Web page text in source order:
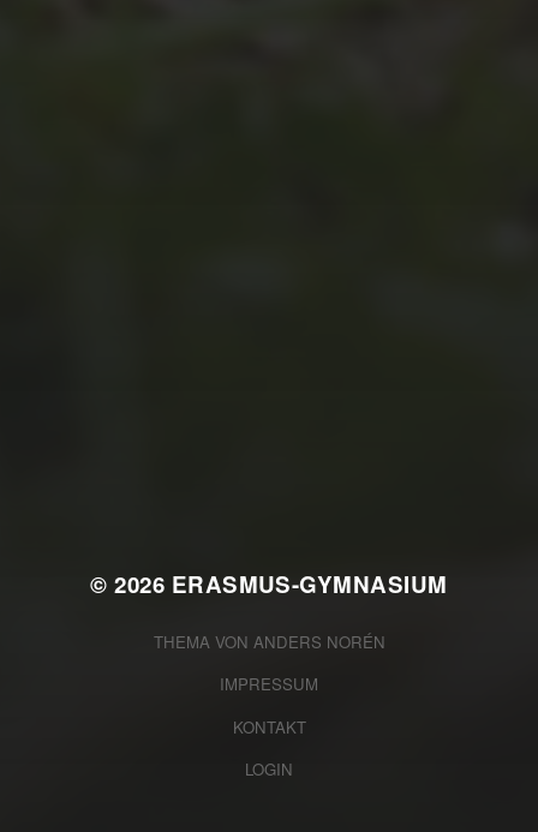
© 2026 ERASMUS-GYMNASIUM
THEMA VON ANDERS NORÉN
IMPRESSUM
KONTAKT
LOGIN